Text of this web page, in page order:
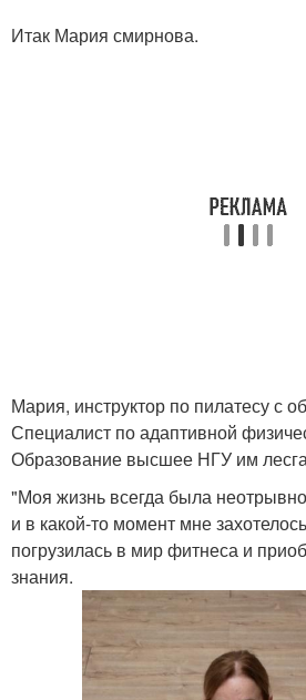
Итак Мария смирнова.
Мария, инструктор по пилатесу с
Специалист по адаптивной
Образование высшее НГУ им
"Моя жизнь всегда была
и в какой-то момент мне
погрузилась в мир фитнеса и
знания.